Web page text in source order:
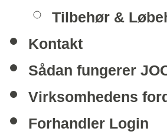
Tilbehør &
Kontakt
Sådan fungerer
Virksomhedens
Forhandler Login